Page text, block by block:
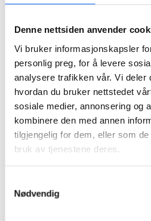
Denne nettsiden anvender
Vi bruker informasjonskapsler
personlig preg, for å levere
analysere trafikken vår. Vi deler
hvordan du bruker nettstedet
sosiale medier, annonsering og
kombinere den med annen
tilgjengelig for dem, eller som
bruk av tjenestene deres.
Nødvendig
Alle Jan Feb Mar Apr
Ikke noe resultat.